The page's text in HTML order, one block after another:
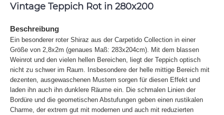
Vintage Teppich Rot in 280x200
Beschreibung
Ein besonderer roter Shiraz aus der Carpetido Collection in einer
Größe von 2,8x2m (genaues Maß: 283x204cm). Mit dem blassen
Weinrot und den vielen hellen Bereichen, liegt der Teppich optisch
nicht zu schwer im Raum. Insbesondere der helle mittige Bereich mit
dezenten, ausgewaschenen Mustern sorgen für diesen Effekt und
laden ihn auch ihn dunklere Räume ein. Die schmalen Linien der
Bordüre und die geometischen Abstufungen geben einen rustikalen
Charme, der extrem gut mit modernen und auch mit reduzierten